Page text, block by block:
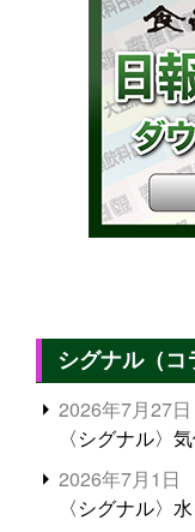
シグナル（コ
2026年7月27日
〈シグナル〉
2026年7月1日
〈シグナル〉